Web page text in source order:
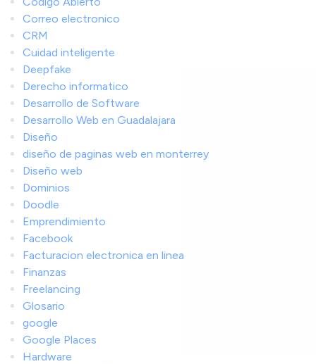
Correo electronico
CRM
Cuidad inteligente
Deepfake
Derecho informatico
Desarrollo de Software
Desarrollo Web en Guadalajara
Diseño
diseño de paginas web en monterrey
Diseño web
Dominios
Doodle
Emprendimiento
Facebook
Facturacion electronica en linea
Finanzas
Freelancing
Glosario
google
Google Places
Hardware